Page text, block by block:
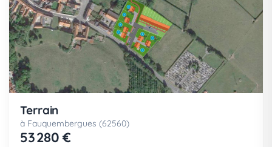
Terrain
à Fauquembergues (62560)
53 280 €